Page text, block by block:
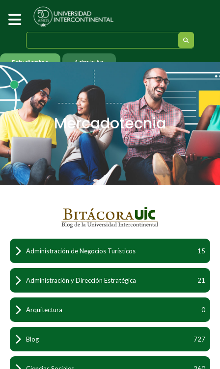
Estudiantes Admisión
Mercadotecnia
Administración de Negocios Turísticos 15
Administración y Dirección Estratégica 21
Arquitectura 0
Blog 727